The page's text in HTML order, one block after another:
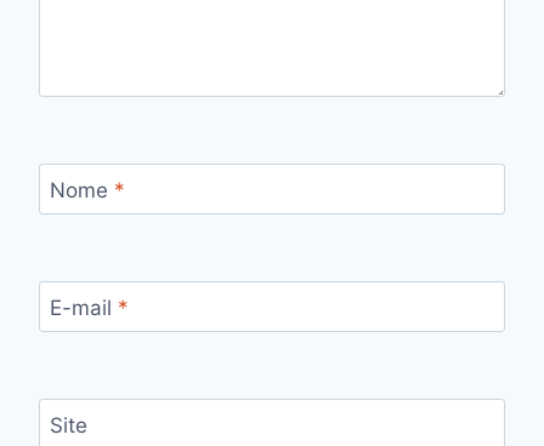
Nome *
E-mail *
Site